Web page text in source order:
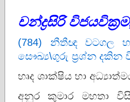
චන්ද්‍රසිරි
(784) නීතීඥ වටගල
සෞඛ්‍ය\ගුරු ප්‍රශ්න දකින
හෘද ශාක්ෂිය හා
අනුර කුමාර මහතා